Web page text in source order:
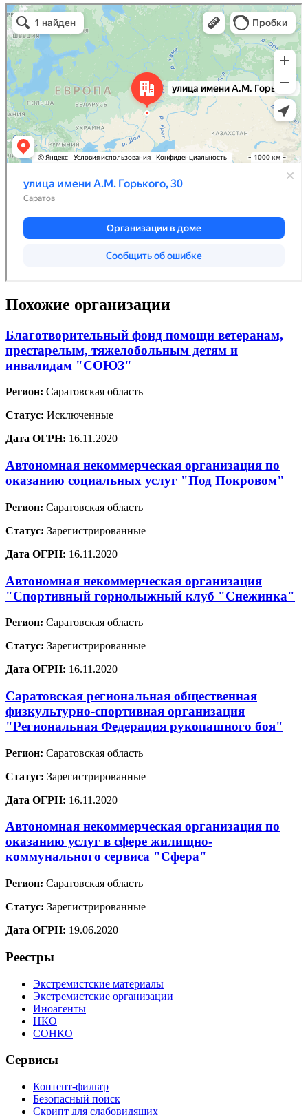
Похожие организации
Благотворительный фонд помощи ветеранам,
престарелым, тяжелобольным детям и
инвалидам "СОЮЗ"
Регион: Саратовская область
Статус: Исключенные
Дата ОГРН: 16.11.2020
Автономная некоммерческая организация по
оказанию социальных услуг "Под Покровом"
Регион: Саратовская область
Статус: Зарегистрированные
Дата ОГРН: 16.11.2020
Автономная некоммерческая организация
"Спортивный горнолыжный клуб "Снежинка"
Регион: Саратовская область
Статус: Зарегистрированные
Дата ОГРН: 16.11.2020
Саратовская региональная общественная
физкультурно-спортивная организация
"Региональная Федерация рукопашного боя"
Регион: Саратовская область
Статус: Зарегистрированные
Дата ОГРН: 16.11.2020
Автономная некоммерческая организация по
оказанию услуг в сфере жилищно-
коммунального сервиса "Сфера"
Регион: Саратовская область
Статус: Зарегистрированные
Дата ОГРН: 19.06.2020
Реестры
Экстремистские материалы
Экстремистские организации
Иноагенты
НКО
СОНКО
Сервисы
Контент-фильтр
Безопасный поиск
Скрипт для слабовидящих